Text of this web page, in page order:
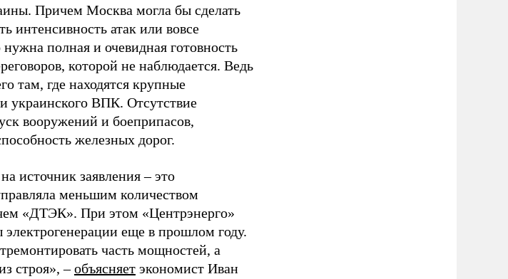
Причем Москва могла бы сделать
интенсивность атак или вовсе
полная и очевидная готовность
которой не наблюдается. Ведь
там, где находятся крупные
украинского ВПК. Отсутствие
вооружений и боеприпасов,
железных дорог.
источник заявления – это
меньшим количеством
«ДТЭК». При этом «Центрэнерго»
еще в прошлом году.
часть мощностей, а
строя», –объясняет экономист Иван